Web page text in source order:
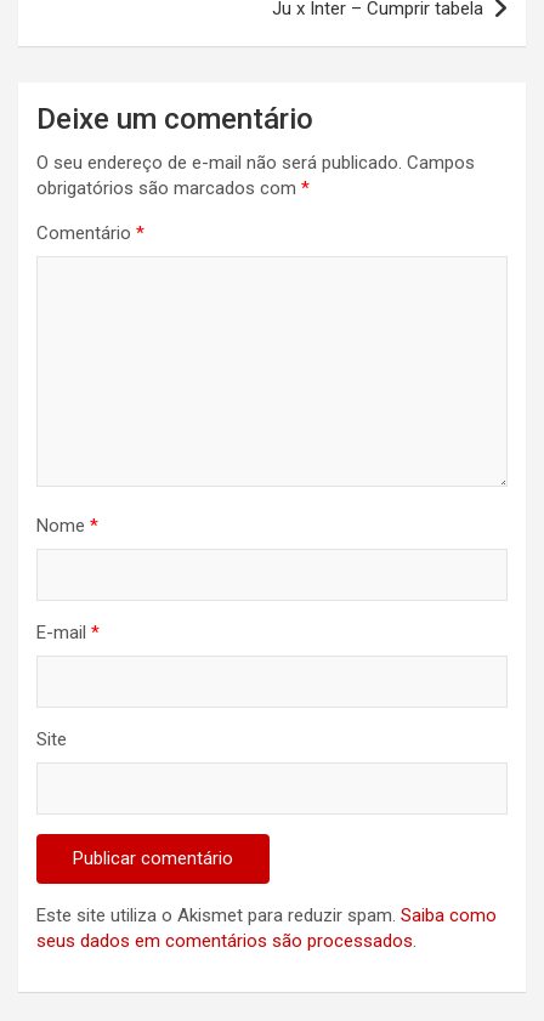
Ju x Inter – Cumprir tabela
Deixe um comentário
O seu endereço de e-mail não será publicado. Campos
obrigatórios são marcados com *
Comentário *
Nome *
E-mail *
Site
Este site utiliza o Akismet para reduzir spam. Saiba como
seus dados em comentários são processados.